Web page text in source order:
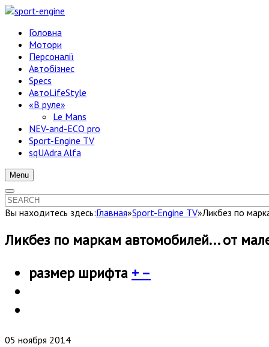
Головна
Мотори
Персоналії
Автобізнес
Specs
АвтоLifeStyle
«В руле»
Le Mans
NEV-and-ECO pro
Sport-Engine TV
sqUAdra Alfa
Menu
Вы находитесь здесь:Главная»Sport-Engine TV»Ликбез по
Ликбез по маркам автомобилей... от
размер шрифта + –
05 ноября 2014